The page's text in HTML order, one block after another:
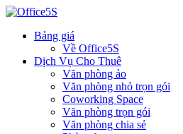
Bảng giá
Về Office5S
Dịch Vụ Cho Thuê
Văn phòng ảo
Văn phòng nhỏ trọn gói
Coworking Space
Văn phòng trọn gói
Văn phòng chia sẻ